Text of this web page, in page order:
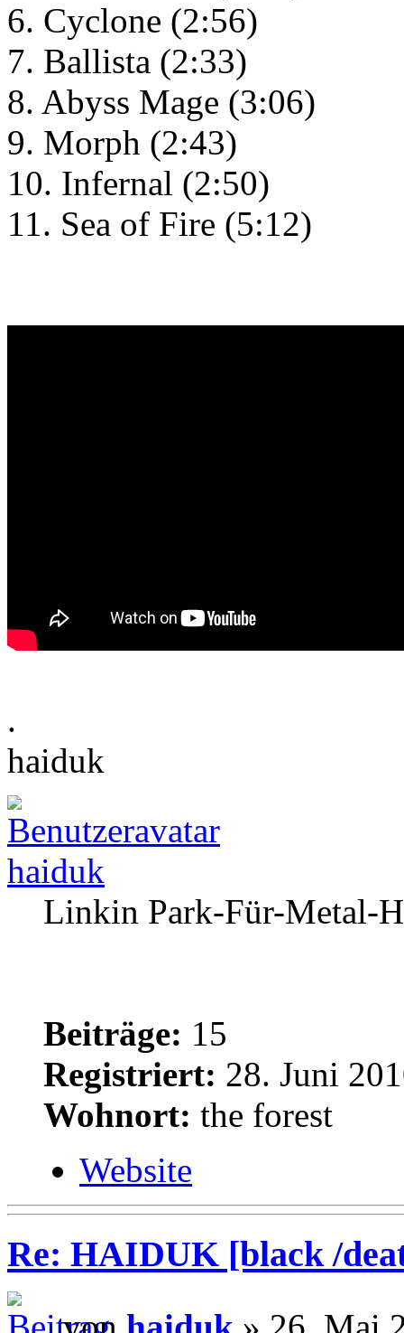
6. Cyclone (2:56)
7. Ballista (2:33)
8. Abyss Mage (3:06)
9. Morph (2:43)
10. Infernal (2:50)
11. Sea of Fire (5:12)
.
haiduk
haiduk
Linkin Park-Für-Metal-
Beiträge: 15
Registriert: 28. Juni
Wohnort: the forest
Website
Re: HAIDUK [black /